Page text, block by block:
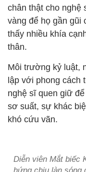
chân thật cho nghệ
vàng để họ gần gũi
thấy nhiều khía
thân.
Môi trường kỷ luật,
lập với phong cách
nghệ sĩ quen giữ
sơ suất, sự khác
khó cứu vãn.
Diễn viên Mắt biếc